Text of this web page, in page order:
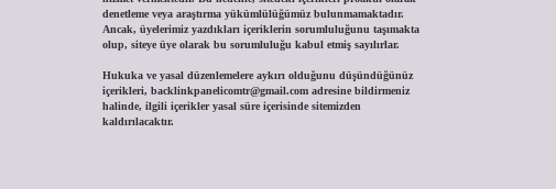
denetleme veya araştırma yükümlülüğümüz bulunmamaktadır.
Ancak, üyelerimiz yazdıkları içeriklerin sorumluluğunu taşımakta
olup, siteye üye olarak bu sorumluluğu kabul etmiş sayılırlar.
Hukuka ve yasal düzenlemelere aykırı olduğunu düşündüğünüz
içerikleri, backlinkpanelicomtr@gmail.comadresine bildirmeniz
halinde, ilgili içerikler yasal süre içerisinde sitemizden
kaldırılacaktır.